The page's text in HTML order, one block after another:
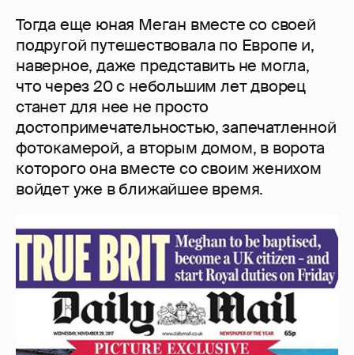
Тогда еще юная Меган вместе со своей
подругой путешествовала по Европе и,
наверное, даже представить не могла,
что через 20 с небольшим лет дворец
станет для нее не просто
достопримечательностью, запечатленной
фотокамерой, а вторым домом, в ворота
которого она вместе со своим женихом
войдет уже в ближайшее время.